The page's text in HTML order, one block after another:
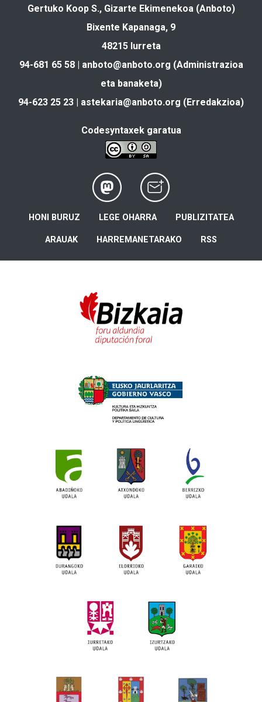
Gertuko Koop S., Gizarte Ekimenekoa (Anboto)
Bixente Kapanaga, 9
48215 Iurreta
94-681 65 58 | anboto@anboto.org (Administrazioa
eta banaketa)
94-623 25 23 | astekaria@anboto.org (Erredakzioa)
Codesyntaxek garatua
HONI BURUZ LEGE OHARRA PUBLIZITATEA
ARAUAK HARREMANETARAKO RSS